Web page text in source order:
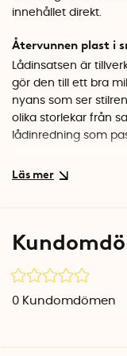
innehållet direkt.
Återvunnen plast i
Lådinsatsen är
gör den till ett bra
nyans som ser
olika storlekar från
lådinredning som
Mångsidig förvaring
kökslådan för att
Mått: 15,2 x 7,6 x 5,1
0 Kundomdömen